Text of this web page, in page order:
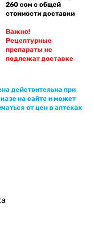
260 сом с общей
стоимости доставки
Важно!
Рецептурные
препараты не
подлежат доставке
действительна при
на сайте и может
от цен в аптеках